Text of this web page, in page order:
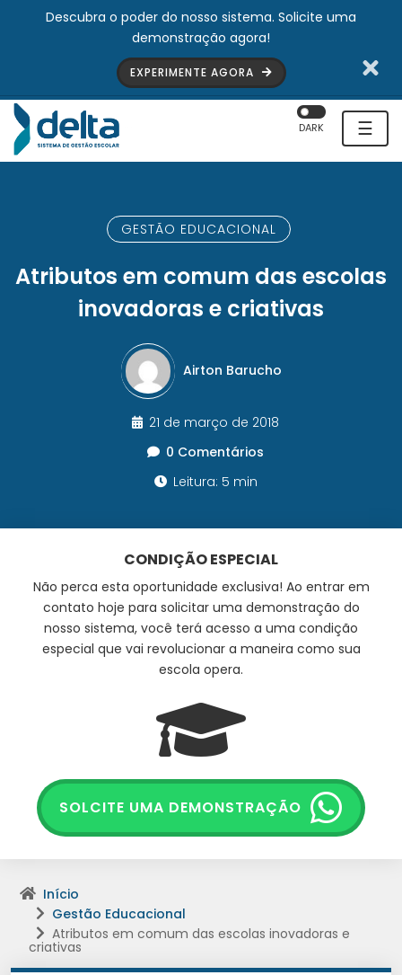
Descubra o poder do nosso sistema. Solicite uma
demonstração agora!
EXPERIMENTE AGORA
☰
DARK
GESTÃO EDUCACIONAL
Atributos em comum das escolas
inovadoras e criativas
Airton Barucho
21 de março de 2018
0 Comentários
Leitura: 5 min
CONDIÇÃO ESPECIAL
Não perca esta oportunidade exclusiva! Ao entrar em
contato hoje para solicitar uma demonstração do
nosso sistema, você terá acesso a uma condição
especial que vai revolucionar a maneira como sua
escola opera.
SOLCITE UMA DEMONSTRAÇÃO
Início
Gestão Educacional
Atributos em comum das escolas inovadoras e
criativas